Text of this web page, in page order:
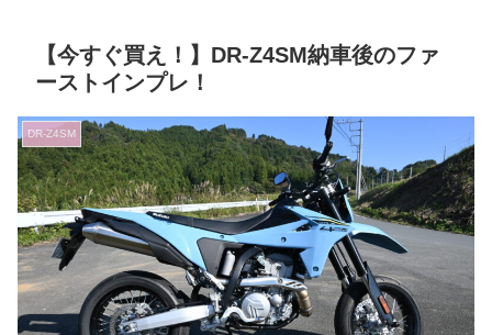
【今すぐ買え！】DR-Z4SM納車後のファ
ーストインプレ！
DR-Z4SM